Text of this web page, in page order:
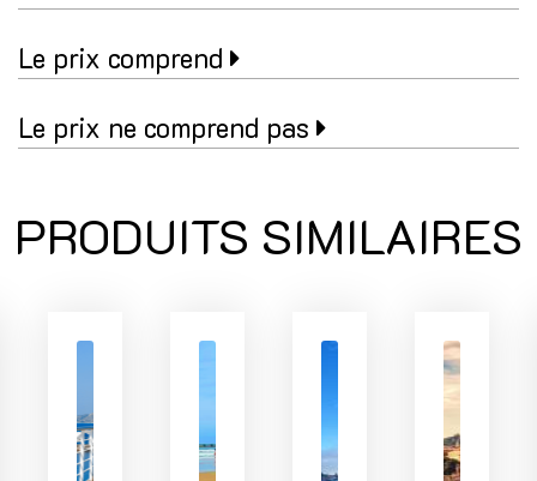
Le prix comprend
Le prix ne comprend pas
PRODUITS SIMILAIRES